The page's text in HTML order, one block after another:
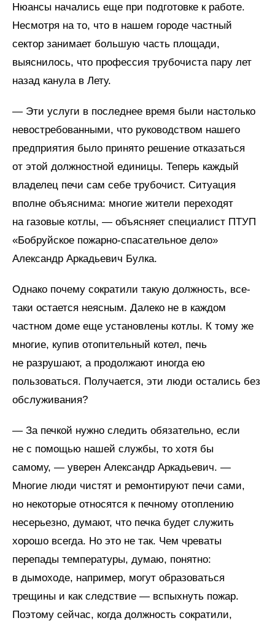
Нюансы начались еще при подготовке к работе.
Несмотря на то, что в нашем городе частный
сектор занимает большую часть площади,
выяснилось, что профессия трубочиста пару лет
назад канула в Лету.
— Эти услуги в последнее время были настолько
невостребованными, что руководством нашего
предприятия было принято решение отказаться
от этой должностной единицы. Теперь каждый
владелец печи сам себе трубочист. Ситуация
вполне объяснима: многие жители переходят
на газовые котлы, — объясняет специалист ПТУП
«Бобруйское пожарно-спасательное дело»
Александр Аркадьевич Булка.
Однако почему сократили такую должность, все-
таки остается неясным. Далеко не в каждом
частном доме еще установлены котлы. К тому же
многие, купив отопительный котел, печь
не разрушают, а продолжают иногда ею
пользоваться. Получается, эти люди остались без
обслуживания?
— За печкой нужно следить обязательно, если
не с помощью нашей службы, то хотя бы
самому, — уверен Александр Аркадьевич. —
Многие люди чистят и ремонтируют печи сами,
но некоторые относятся к печному отоплению
несерьезно, думают, что печка будет служить
хорошо всегда. Но это не так. Чем чреваты
перепады температуры, думаю, понятно:
в дымоходе, например, могут образоваться
трещины и как следствие — вспыхнуть пожар.
Поэтому сейчас, когда должность сократили,